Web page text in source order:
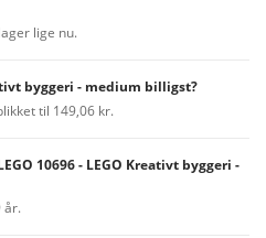
lige nu.
byggeri - medium billigst?
til 149,06 kr.
10696 - LEGO Kreativt byggeri -
år.